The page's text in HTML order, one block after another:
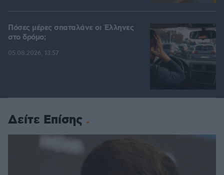
Πόσες μέρες σπαταλάνε οι Έλληνες
στο δρόμο;
05.08.2026, 13:57
Δείτε Επίσης